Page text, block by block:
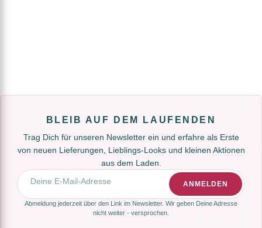
BLEIB AUF DEM LAUFENDEN
Trag Dich für unseren Newsletter ein und erfahre als Erste
von neuen Lieferungen, Lieblings-Looks und kleinen Aktionen
aus dem Laden.
E-Mail-Adresse
ANMELDEN
Abmeldung jederzeit über den Link im Newsletter. Wir geben Deine Adresse
nicht weiter - versprochen.